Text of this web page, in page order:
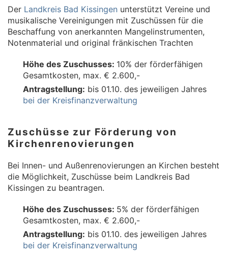
Der Landkreis Bad Kissingen unterstützt Vereine und
musikalische Vereinigungen mit Zuschüssen für die
Beschaffung von anerkannten Mangelinstrumenten,
Notenmaterial und original fränkischen Trachten
Höhe des Zuschusses: 10% der förderfähigen
Gesamtkosten, max. € 2.600,-
Antragstellung: bis 01.10. des jeweiligen Jahres
bei der Kreisfinanzverwaltung
Zuschüsse zur Förderung von
Kirchenrenovierungen
Bei Innen- und Außenrenovierungen an Kirchen besteht
die Möglichkeit, Zuschüsse beim Landkreis Bad
Kissingen zu beantragen.
Höhe des Zuschusses: 5% der förderfähigen
Gesamtkosten, max. € 2.600,-
Antragstellung: bis 01.10. des jeweiligen Jahres
bei der Kreisfinanzverwaltung